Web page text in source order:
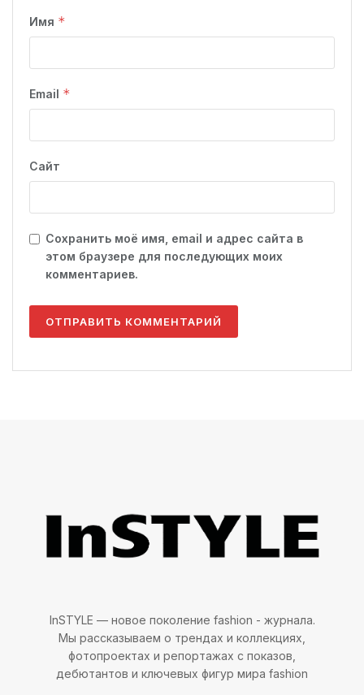
2026/05/07
Jala Sue
Имя *
Email *
Сайт
Сохранить моё имя, email и адрес сайта в
этом браузере для последующих моих
комментариев.
InSTYLE — новое поколение fashion - журнала.
Мы рассказываем о трендах и коллекциях,
фотопроектах и репортажах с показов,
дебютантов и ключевых фигур мира fashion